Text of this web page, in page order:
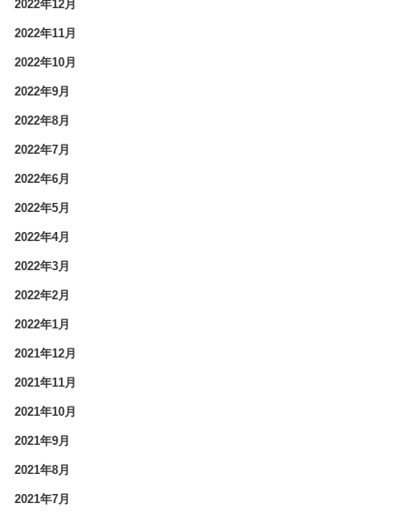
2022年12月
2022年11月
2022年10月
2022年9月
2022年8月
2022年7月
2022年6月
2022年5月
2022年4月
2022年3月
2022年2月
2022年1月
2021年12月
2021年11月
2021年10月
2021年9月
2021年8月
2021年7月